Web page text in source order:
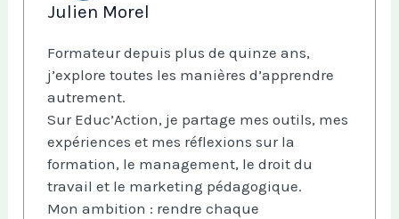
Julien Morel
Formateur depuis plus de quinze ans,
j’explore toutes les manières d’apprendre
autrement.
Sur Educ’Action, je partage mes outils, mes
expériences et mes réflexions sur la
formation, le management, le droit du
travail et le marketing pédagogique.
Mon ambition : rendre chaque